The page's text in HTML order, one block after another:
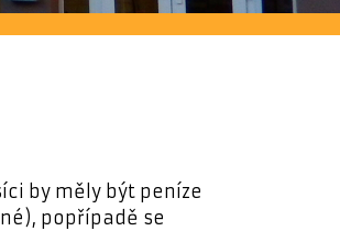
by měly být peníze
popřípadě se